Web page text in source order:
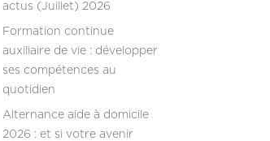
actus (Juillet) 2026
Formation continue
auxiliaire de vie : développer
ses compétences au
quotidien
Alternance aide à domicile
2026 : et si votre avenir